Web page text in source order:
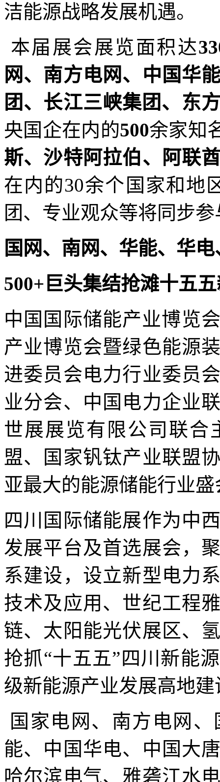
洁能源战略发展机遇。
本届展会展览面积达
网、南方电网、中国华
团、长江三峡集团、东
央国企在内的500余家知
斯、沙特阿拉伯、阿联
在内的30余个国家和地
团、专业观众等将同步参
国网、南网、华能、华
500+巨头集结抢滩十五
中国国际储能产业博览
产业博览会暨绿色能源
进委员会电力行业委员
业分会、中国电力企业
世展展览有限公司联合
盟、国家钒钛产业联盟
亚最大的能源储能行业盛
四川国际储能展作为中
发展平台及首选展会，
系建设，设立新型电力
技术及应用、世纪工程
链、太阳能光伏展区、
抢抓“十五五”四川新能
级新能源产业发展高地
国家电网、南方电网
能、中国华电、中国大
哈尔滨电气、雅砻江水